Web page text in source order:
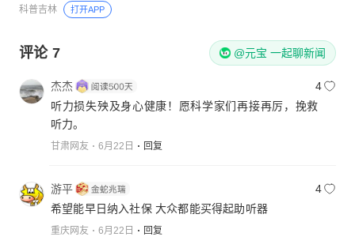
科普吉林 打开APP
评论 7 @元宝 一起聊新闻
杰杰
4
听力损失殃及身心健康！愿科学家们再接再厉，挽救
听力。
甘肃网友 6月22日 回复
游平
4
希望能早日纳入社保 大众都能买得起助听器
重庆网友 6月22日 回复